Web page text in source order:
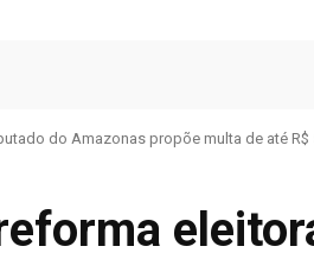
do Amazonas propõe multa de até